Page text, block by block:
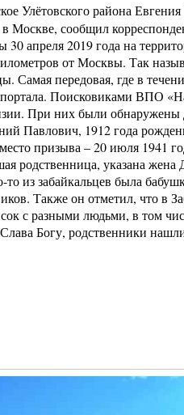
Улётовского района
Москве, сообщил
апреля 2019 года на
от Москвы. Так
Самая передовая, где в
портала. Поисковиками ВПО
При них были
Павлович, 1912 года
призыва – 20 июля 1941
родственница, указана жена
из забайкальцев была
Также он отметил, что в
с разными людьми, в том
Богу, родственники